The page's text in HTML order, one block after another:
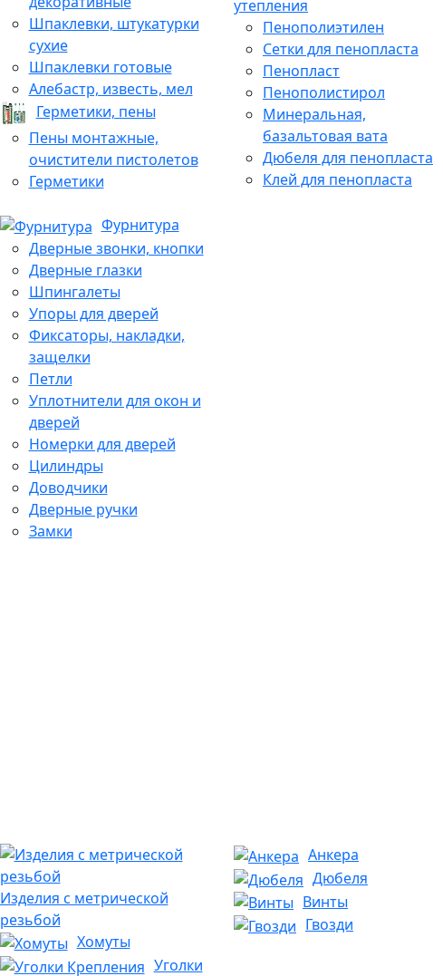
Шпаклевки, штукатурки
сухие
Шпаклевки готовые
Алебастр, известь, мел
Герметики, пены
Пены монтажные,
очистители пистолетов
Герметики
утепления
Пенополиэтилен
Сетки для пенопласта
Пенопласт
Пенополистирол
Минеральная,
базальтовая вата
Дюбеля для пенопласта
Клей для пенопласта
Фурнитура
Дверные звонки, кнопки
Дверные глазки
Шпингалеты
Упоры для дверей
Фиксаторы, накладки,
защелки
Петли
Уплотнители для окон и
дверей
Номерки для дверей
Цилиндры
Доводчики
Дверные ручки
Замки
Изделия с метрической
резьбой
Хомуты
Уголки
Анкера
Дюбеля
Винты
Гвозди